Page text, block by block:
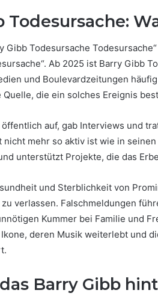
Todesursache:
Gibb Todesursache
Ab 2025 ist Barry Gibb
und Boulevardzeitungen
die ein solches Ereignis
auf, gab Interviews und
nicht mehr so ​​aktiv ist wie in
unterstützt Projekte, die das
und Sterblichkeit von
verlassen. Falschmeldungen
Kummer bei Familie und
deren Musik weiterlebt und
Barry Gibb